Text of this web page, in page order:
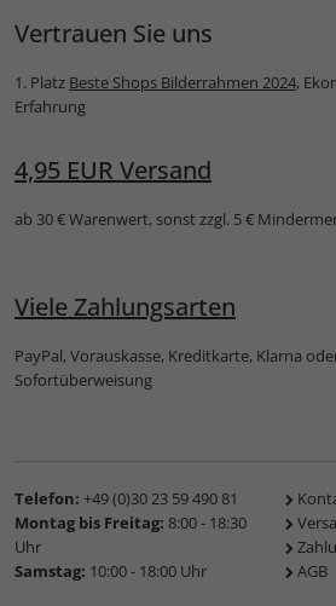
Vertrauen Sie uns
1. Platz Beste Shops Bilderrahmen 2024,
Erfahrung
4,95 EUR Versand
ab 30 € Warenwert, sonst zzgl. 5 €
Viele Zahlungsarten
PayPal, Vorauskasse, Kreditkarte, Klarna
Sofortüberweisung
Telefon: +49 (0)30 23 59 490 81
Montag bis Freitag: 8:00 - 18:30
Uhr
Samstag: 10:00 - 18:00 Uhr
AGB